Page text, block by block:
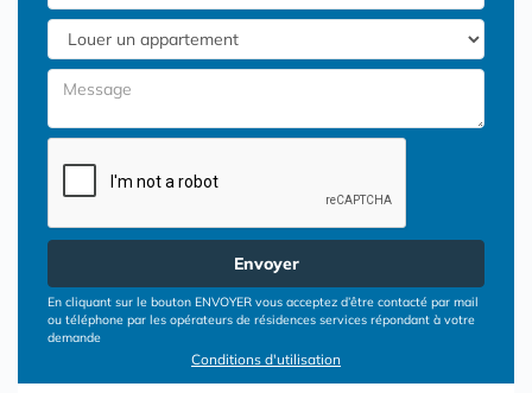
Envoyer
En cliquant sur le bouton ENVOYER vous acceptez d’être contacté par mail
ou téléphone par les opérateurs de résidences services répondant à votre
demande
Conditions d'utilisation